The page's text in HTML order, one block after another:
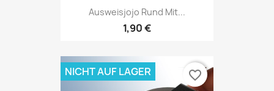
Ausweisjojo Rund Mit...
1,90 €
NICHT AUF LAGER favorite_border